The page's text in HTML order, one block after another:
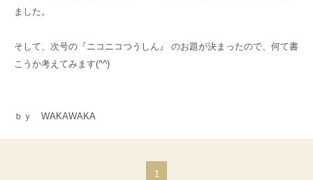
ました。
そして、次号の『ニコニコつうしん』 のお題が決まったので、何て書
こうか考えてみます(^^)
ｂｙ WAKAWAKA
1